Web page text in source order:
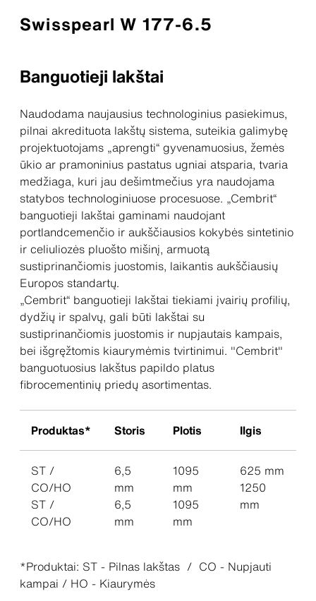
Swisspearl W 177-6.5
Banguotieji lakštai
Naudodama naujausius technologinius pasiekimus,
pilnai akredituota lakštų sistema, suteikia galimybę
projektuotojams „aprengti“ gyvenamuosius, žemės
ūkio ar pramoninius pastatus ugniai atsparia, tvaria
medžiaga, kuri jau dešimtmečius yra naudojama
statybos technologiniuose procesuose. „Cembrit“
banguotieji lakštai gaminami naudojant
portlandcemenčio ir aukščiausios kokybės sintetinio
ir celiuliozės pluošto mišinį, armuotą
sustiprinančiomis juostomis, laikantis aukščiausių
Europos standartų.
„Cembrit“ banguotieji lakštai tiekiami įvairių profilių,
dydžių ir spalvų, gali būti lakštai su
sustiprinančiomis juostomis ir nupjautais kampais,
bei išgręžtomis kiaurymėmis tvirtinimui. "Cembrit"
banguotuosius lakštus papildo platus
fibrocementinių priedų asortimentas.
Produktas* Storis Plotis Ilgis
ST /
CO/HO
ST /
CO/HO
6,5
mm
6,5
mm
1095
mm
1095
mm
625 mm
1250
mm
*Produktai: ST - Pilnas lakštas / CO - Nupjauti
kampai / HO - Kiaurymės